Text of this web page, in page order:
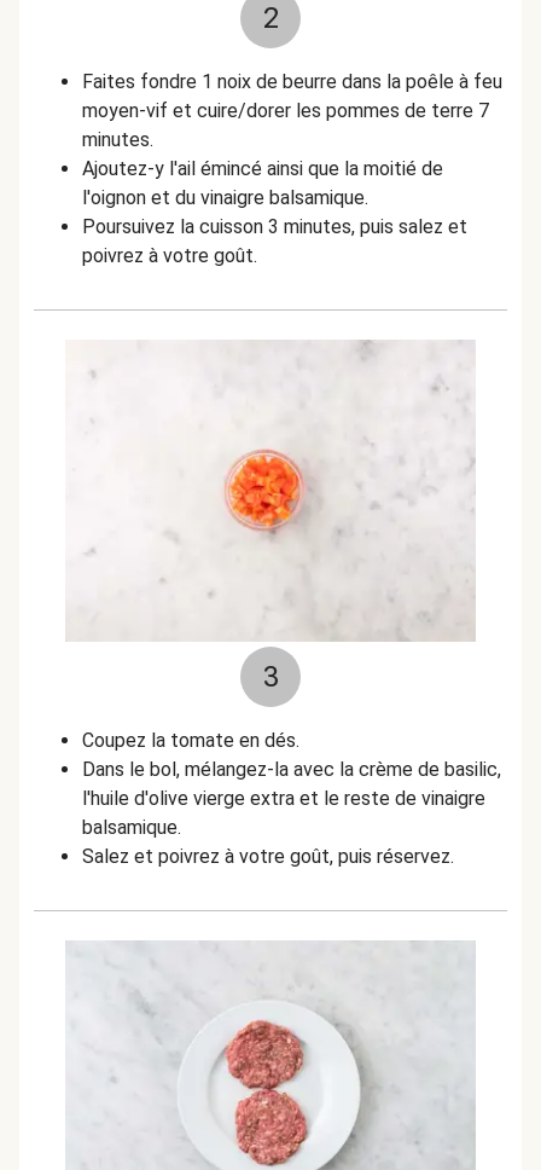
2
Faites fondre 1 noix de beurre dans la poêle à feu
moyen-vif et cuire/dorer les pommes de terre 7
minutes.
Ajoutez-y l'ail émincé ainsi que la moitié de
l'oignon et du vinaigre balsamique.
Poursuivez la cuisson 3 minutes, puis salez et
poivrez à votre goût.
3
Coupez la tomate en dés.
Dans le bol, mélangez-la avec la crème de basilic,
l'huile d'olive vierge extra et le reste de vinaigre
balsamique.
Salez et poivrez à votre goût, puis réservez.